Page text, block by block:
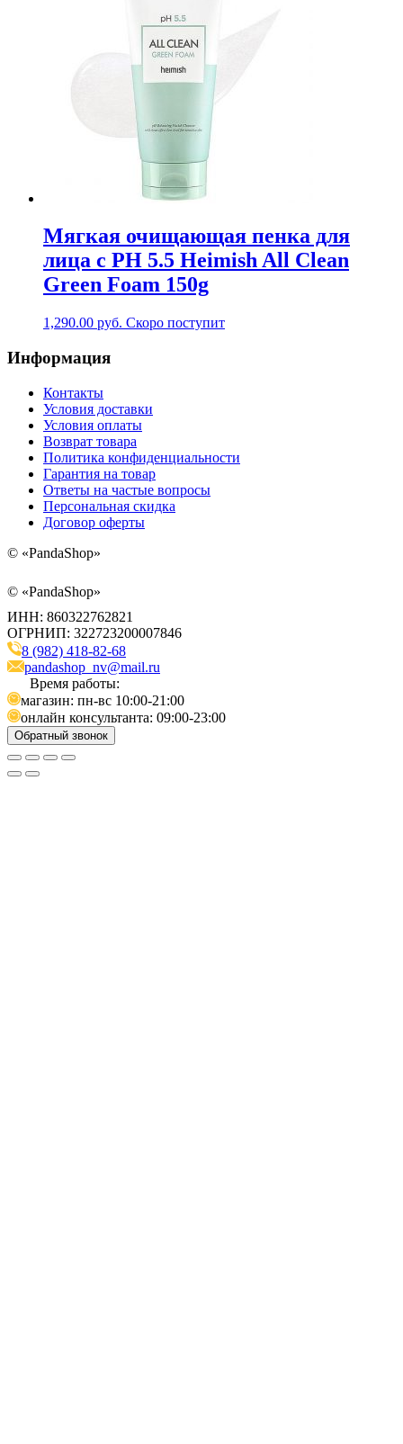
Мягкая очищающая пенка для
лица с PH 5.5 Heimish All Clean
Green Foam 150g
1,290.00 руб. Скоро поступит
Информация
Контакты
Условия доставки
Условия оплаты
Возврат товара
Политика конфиденциальности
Гарантия на товар
Ответы на частые вопросы
Персональная скидка
Договор оферты
© «PandaShop»
© «PandaShop»
ИНН: 860322762821
ОГРНИП: 322723200007846
8 (982) 418-82-68
pandashop_nv@mail.ru
Время работы:
магазин: пн-вс 10:00-21:00
онлайн консультанта: 09:00-23:00
Обратный звонок